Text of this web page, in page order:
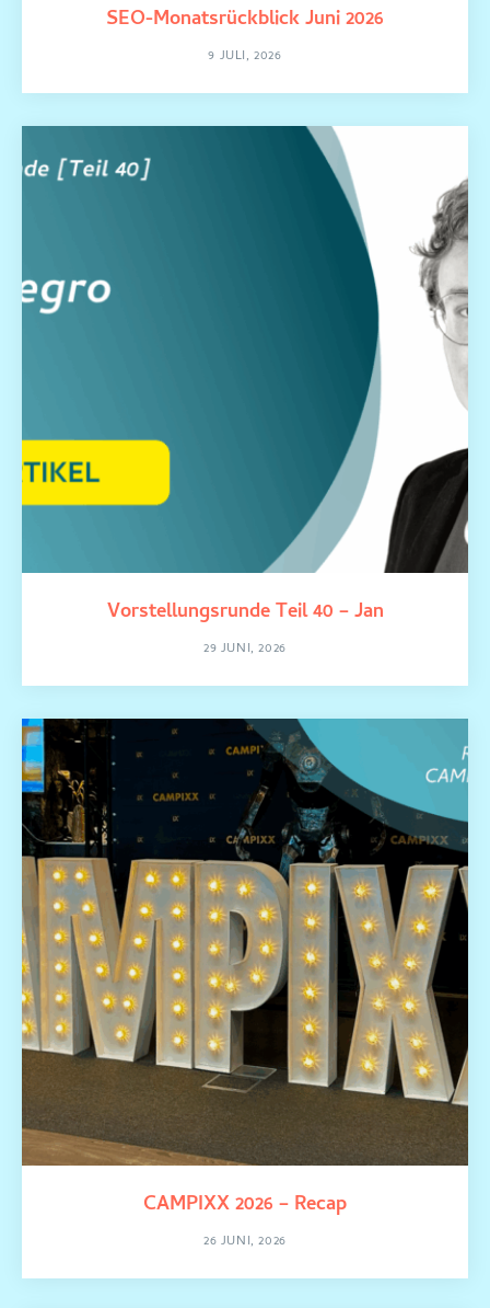
SEO-Monatsrückblick Juni 2026
9 JULI, 2026
Vorstellungsrunde Teil 40 – Jan
29 JUNI, 2026
CAMPIXX 2026 – Recap
26 JUNI, 2026